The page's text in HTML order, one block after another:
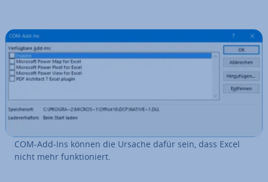
COM-Add-Ins können die Ursache dafür sein, dass Excel
nicht mehr funk­tio­niert.